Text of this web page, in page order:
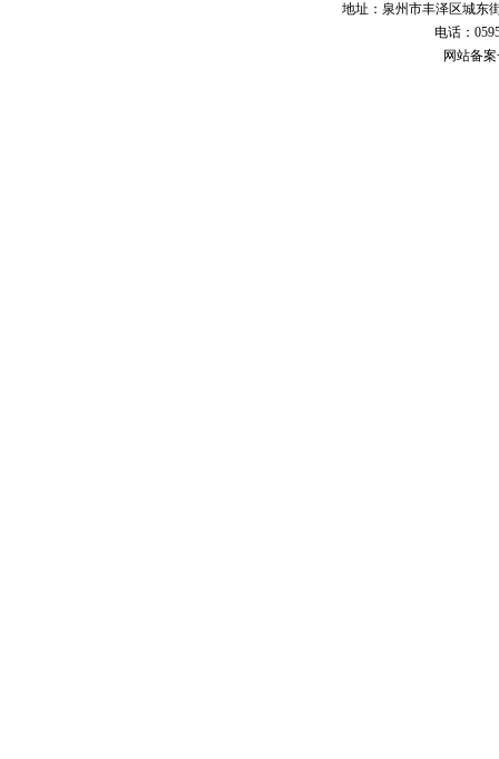
地址：泉州市丰泽区城东
电话：0595-
网站备